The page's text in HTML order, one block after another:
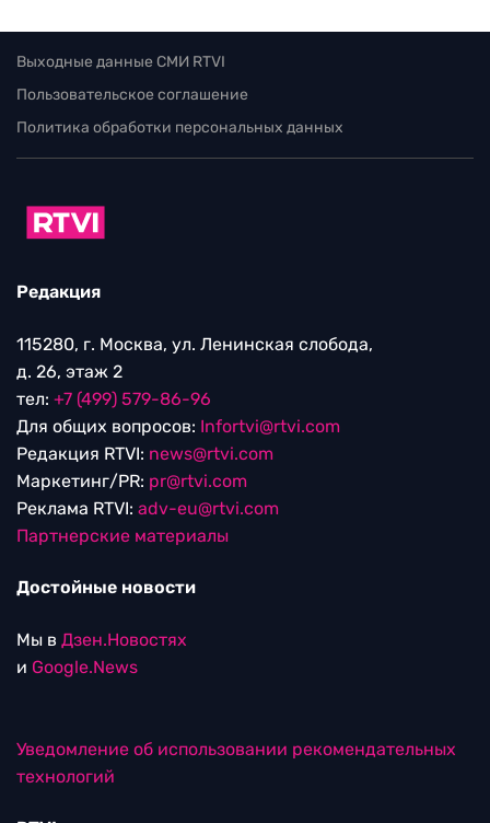
Выходные данные СМИ RTVI
Пользовательское соглашение
Политика обработки персональных данных
Редакция
115280, г. Москва, ул. Ленинская слобода,
д. 26, этаж 2
тел: +7 (499) 579-86-96
Для общих вопросов: Infortvi@rtvi.com
Редакция RTVI: news@rtvi.com
Маркетинг/PR: pr@rtvi.com
Реклама RTVI: adv-eu@rtvi.com
Партнерские материалы
Достойные новости
Мы в Дзен.Новостях
и Google.News
Уведомление об использовании рекомендательных
технологий